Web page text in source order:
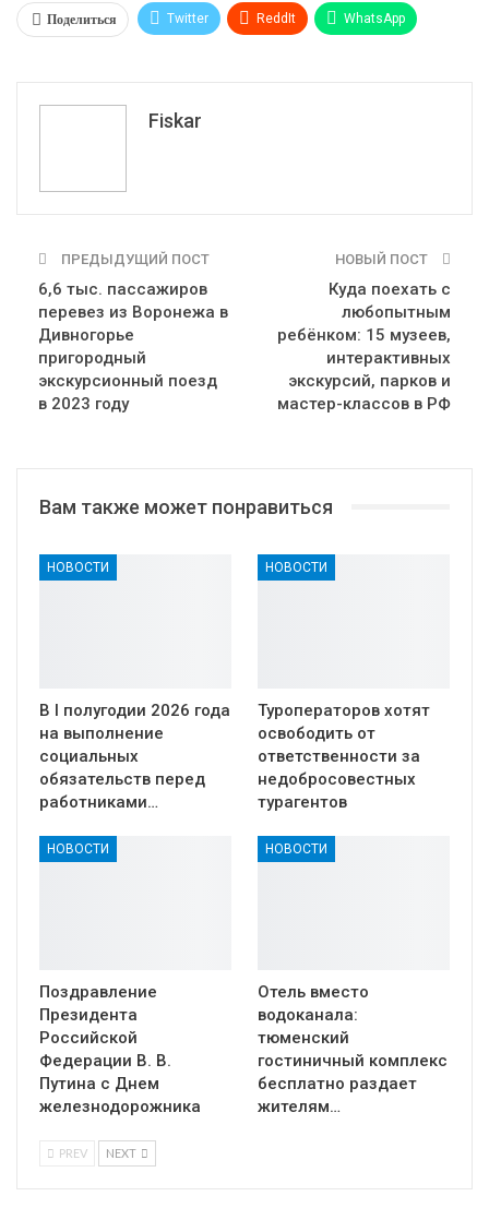
Поделиться Twitter ReddIt WhatsApp
Fiskar
ПРЕДЫДУЩИЙ ПОСТ
6,6 тыс. пассажиров
перевез из Воронежа в
Дивногорье
пригородный
экскурсионный поезд
в 2023 году
НОВЫЙ ПОСТ
Куда поехать с
любопытным
ребёнком: 15 музеев,
интерактивных
экскурсий, парков и
мастер-классов в РФ
Вам также может понравиться
НОВОСТИ
В I полугодии 2026 года
на выполнение
социальных
обязательств перед
работниками…
НОВОСТИ
Туроператоров хотят
освободить от
ответственности за
недобросовестных
турагентов
НОВОСТИ
Поздравление
Президента
Российской
Федерации В. В.
Путина с Днем
железнодорожника
НОВОСТИ
Отель вместо
водоканала:
тюменский
гостиничный комплекс
бесплатно раздает
жителям…
PREV NEXT